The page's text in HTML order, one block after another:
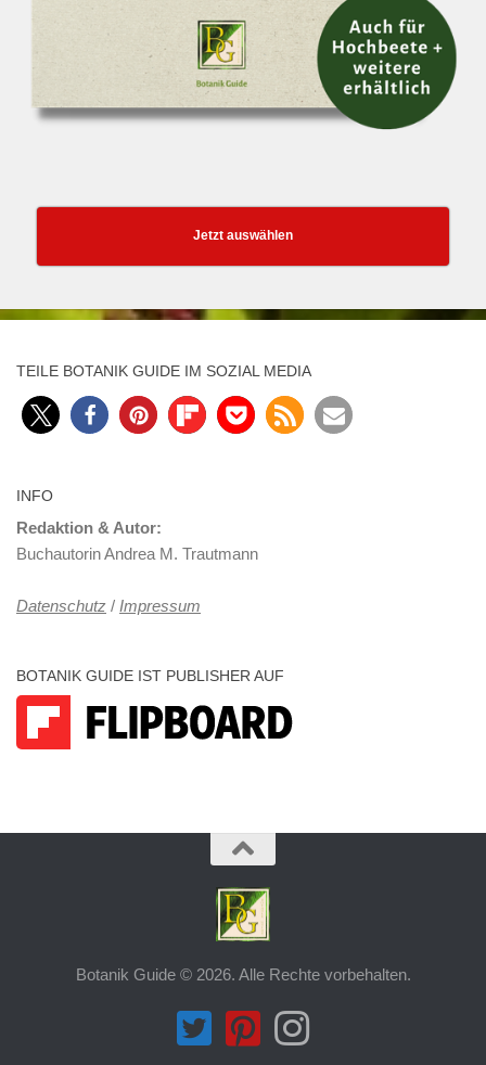
Jetzt auswählen
TEILE BOTANIK GUIDE IM SOZIAL MEDIA
INFO
Redaktion & Autor:
Buchautorin Andrea M. Trautmann
Datenschutz / Impressum
BOTANIK GUIDE IST PUBLISHER AUF
Botanik Guide © 2026. Alle Rechte vorbehalten.